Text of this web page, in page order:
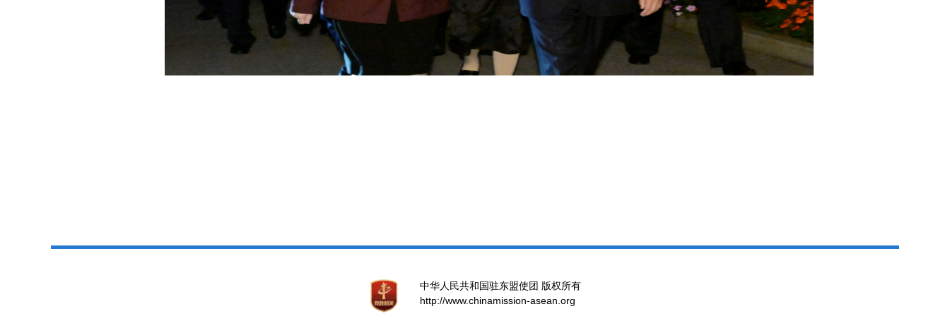
中华人民共和国驻东盟使团 版权所有
http://www.chinamission-asean.org